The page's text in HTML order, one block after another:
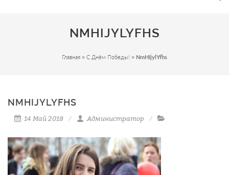
NMHIJYLYFHS
Главная » С Днём Победы! » NmHIjylYfhs
NMHIJYLYFHS
14 Май 2018 Администратор